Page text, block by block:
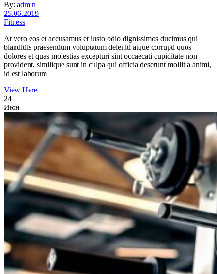
By: admin
25.06.2019
Fitness
At vero eos et accusamus et iusto odio dignissimos ducimus qui
blanditiis praesentium voluptatum deleniti atque corrupti quos
dolores et quas molestias excepturi sint occaecati cupiditate non
provident, similique sunt in culpa qui officia deserunt mollitia animi,
id est laborum
View Here
24
Июн